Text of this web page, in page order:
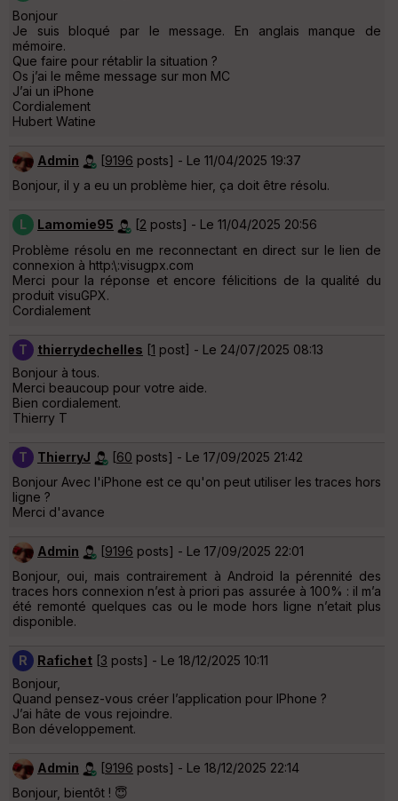
Bonjour
Je suis bloqué par le message. En anglais manque de
mémoire.
Que faire pour rétablir la situation ?
Os j’ai le même message sur mon MC
J’ai un iPhone
Cordialement
Hubert Watine
Admin [9196 posts] - Le 11/04/2025 19:37
Bonjour, il y a eu un problème hier, ça doit être résolu.
L Lamomie95 [2 posts] - Le 11/04/2025 20:56
Problème résolu en me reconnectant en direct sur le lien de
connexion à http:\:visugpx.com
Merci pour la réponse et encore félicitions de la qualité du
produit visuGPX.
Cordialement
T thierrydechelles [1 post] - Le 24/07/2025 08:13
Bonjour à tous.
Merci beaucoup pour votre aide.
Bien cordialement.
Thierry T
T ThierryJ [60 posts] - Le 17/09/2025 21:42
Bonjour Avec l'iPhone est ce qu'on peut utiliser les traces hors
ligne ?
Merci d'avance
Admin [9196 posts] - Le 17/09/2025 22:01
Bonjour, oui, mais contrairement à Android la pérennité des
traces hors connexion n’est à priori pas assurée à 100% : il m’a
été remonté quelques cas ou le mode hors ligne n’etait plus
disponible.
R Rafichet [3 posts] - Le 18/12/2025 10:11
Bonjour,
Quand pensez-vous créer l’application pour IPhone ?
J’ai hâte de vous rejoindre.
Bon développement.
Admin [9196 posts] - Le 18/12/2025 22:14
Bonjour, bientôt ! 😇